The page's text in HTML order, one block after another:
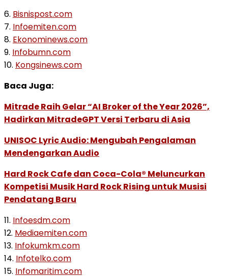
6. Bisnispost.com
7. Infoemiten.com
8. Ekonominews.com
9. Infobumn.com
10. Kongsinews.com
Baca Juga:
Mitrade Raih Gelar “AI Broker of the Year 2026”,
Hadirkan MitradeGPT Versi Terbaru di Asia
UNISOC Lyric Audio: Mengubah Pengalaman
Mendengarkan Audio
Hard Rock Cafe dan Coca-Cola® Meluncurkan
Kompetisi Musik Hard Rock Rising untuk Musisi
Pendatang Baru
11. Infoesdm.com
12. Mediaemiten.com
13. Infokumkm.com
14. Infotelko.com
15. Infomaritim.com